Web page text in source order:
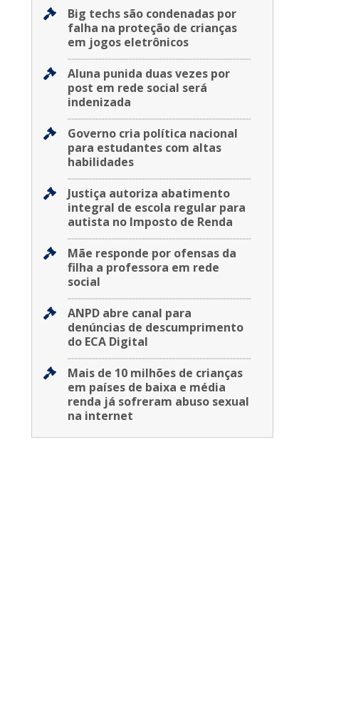
Big techs são condenadas por
falha na proteção de crianças
em jogos eletrônicos
Aluna punida duas vezes por
post em rede social será
indenizada
Governo cria política nacional
para estudantes com altas
habilidades
Justiça autoriza abatimento
integral de escola regular para
autista no Imposto de Renda
Mãe responde por ofensas da
filha a professora em rede
social
ANPD abre canal para
denúncias de descumprimento
do ECA Digital
Mais de 10 milhões de crianças
em países de baixa e média
renda já sofreram abuso sexual
na internet